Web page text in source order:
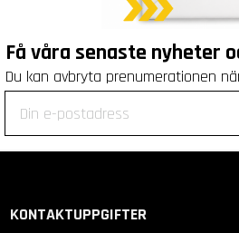
Få våra senaste nyheter
Du kan avbryta prenumerationen
KONTAKTUPPGIFTER